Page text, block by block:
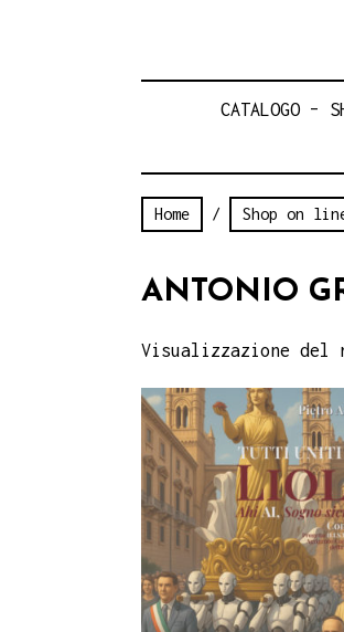
CATALOGO –
Home / Shop on
ANTONIO
Visualizzazione